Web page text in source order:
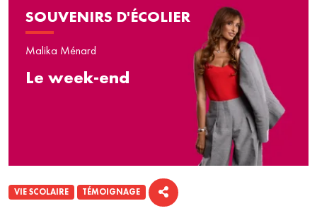
VIE SCOLAIRE TÉMOIGNAGE
SOUVENIRS D'ÉCOLIER
Malika Ménard
Le week-end